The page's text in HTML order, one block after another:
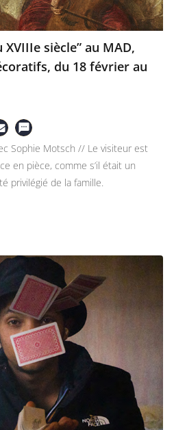
siècle” au MAD,
du 18 février au
Sophie Motsch // Le visiteur est
en pièce, comme s’il était un
privilégié de la famille.